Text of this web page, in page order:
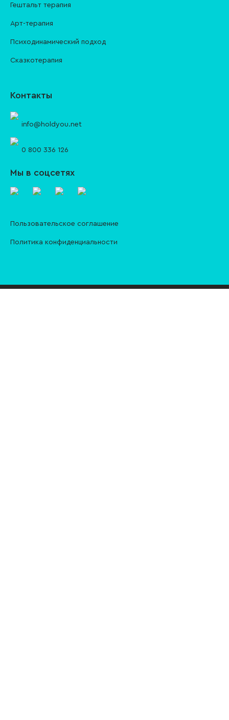
Гештальт терапия
Арт-терапия
Психодинамический подход
Сказкотерапия
Контакты
info@holdyou.net
0 800 336 126
Мы в соцсетях
Пользовательское соглашение
Политика конфиденциальности